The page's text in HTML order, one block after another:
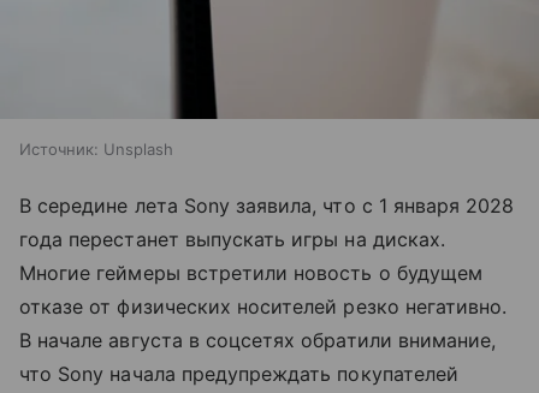
Источник: Unsplash
В середине лета Sony заявила, что с 1 января 2028
года перестанет выпускать игры на дисках.
Многие геймеры встретили новость о будущем
отказе от физических носителей резко негативно.
В начале августа в соцсетях обратили внимание,
что Sony начала предупреждать покупателей